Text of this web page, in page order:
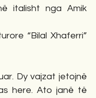
italisht nga Amik
“Bilal Xhaferri”
Dy vajzat jetojnë
here. Ato janë të